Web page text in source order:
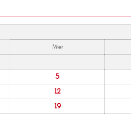
Mier
5
12
19